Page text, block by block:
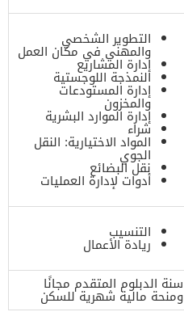
التطوير الشخصي
والمهني في مكان العمل
إدارة المشاريع
النمذجة اللوجستية
إدارة المستودعات
والمخزون
إدارة الموارد البشرية
شراء
المواد الاختيارية: النقل
الجوي
نقل البضائع
أدوات لإدارة العمليات
التنسيب
ريادة الأعمال
سنة الدبلوم المتقدم مجانًا
ومنحة مالية شهرية للسكن